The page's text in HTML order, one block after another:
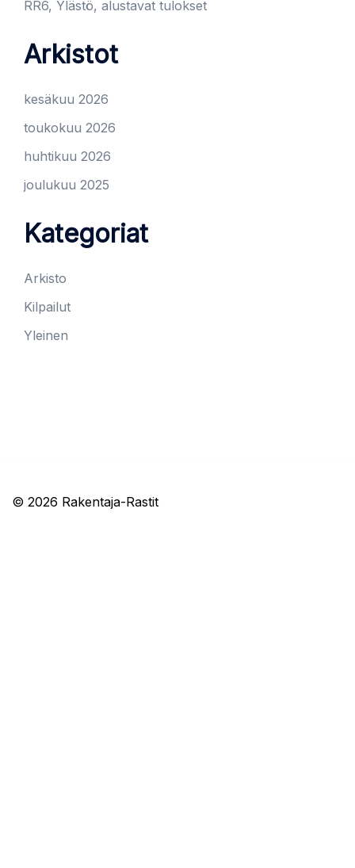
RR6, Ylästö, alustavat tulokset
Arkistot
kesäkuu 2026
toukokuu 2026
huhtikuu 2026
joulukuu 2025
Kategoriat
Arkisto
Kilpailut
Yleinen
© 2026 Rakentaja-Rastit